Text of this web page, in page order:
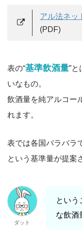
アル法ネッ
(PDF)
表の“基準飲酒量”
いなもの。
飲酒量を純アルコー
れます。
表では各国バラバラ
という基準量が提案
ダット
という
な飲酒